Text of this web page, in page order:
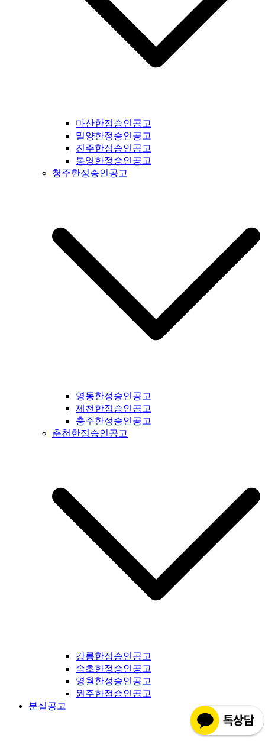
마산한정승인공고
밀양한정승인공고
진주한정승인공고
통영한정승인공고
청주한정승인공고
영동한정승인공고
제천한정승인공고
충주한정승인공고
춘천한정승인공고
강릉한정승인공고
속초한정승인공고
영월한정승인공고
원주한정승인공고
분실공고